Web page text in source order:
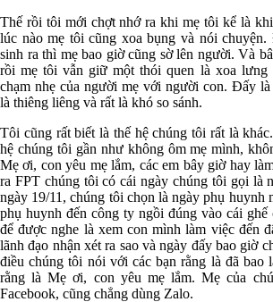
Thế rồi tôi mới chợt nhớ ra khi mẹ tôi kể là
lúc nào mẹ tôi cũng xoa bụng và nói
sinh ra thì mẹ bao giờ cũng sờ lên người. Và
rồi mẹ tôi vẫn giữ một thói quen là xoa lưng
chạm nhẹ của người mẹ với người con. Đấy
là thiêng liêng và rất là khó so sánh.
Tôi cũng rất biết là thế hệ chúng tôi rất là
hệ chúng tôi gần như không ôm mẹ mình,
Mẹ ơi, con yêu mẹ lắm, các em bây giờ hay
ra FPT chúng tôi có cái ngày chúng tôi gọi là
ngày 19/11, chúng tôi chọn là ngày phụ huynh
phụ huynh đến công ty ngồi đúng vào cái ghế
để được nghe là xem con mình làm việc đến
lãnh đạo nhận xét ra sao và ngày đấy bao giờ
điều chúng tôi nói với các bạn rằng là đã bao
rằng là Mẹ ơi, con yêu mẹ lắm. Mẹ của
Facebook, cũng chẳng dùng Zalo.